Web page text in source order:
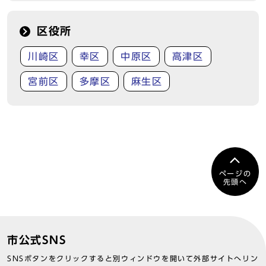
区役所
川崎区 幸区 中原区 高津区
宮前区 多摩区 麻生区
ページの
先頭へ
市公式SNS
SNSボタンをクリックすると別ウィンドウを開いて外部サイトへリン